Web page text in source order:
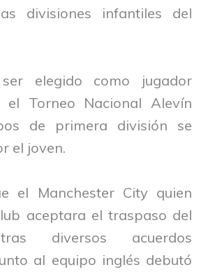
divisiones infantiles del
elegido como jugador
el Torneo Nacional Alevín
de primera división se
el joven.
el Manchester City quien
aceptara el traspaso del
diversos acuerdos
al equipo inglés debutó